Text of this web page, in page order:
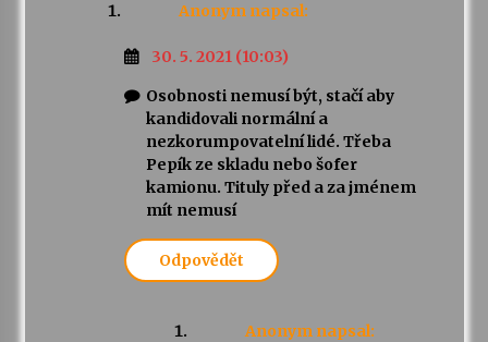
Anonym napsal:
30. 5. 2021 (10:03)
Osobnosti nemusí být, stačí aby
kandidovali normální a
nezkorumpovatelní lidé. Třeba
Pepík ze skladu nebo šofer
kamionu. Tituly před a za jménem
mít nemusí
Odpovědět
Anonym napsal: